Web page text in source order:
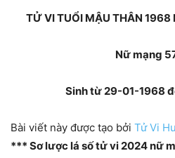
TỬ VI TUỔI MẬU THÂN
Nữ mạng
Sinh từ 29-01-1968
Bài viết này được tạo bởi Tử Vi
*** Sơ lược lá số tử vi 2024 nữ